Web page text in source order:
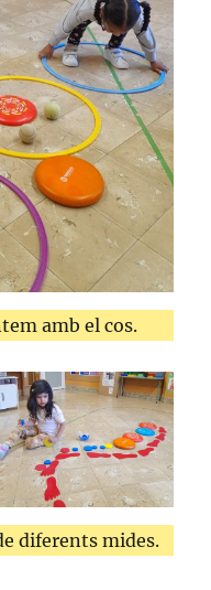
amb el cos.
diferents mides.